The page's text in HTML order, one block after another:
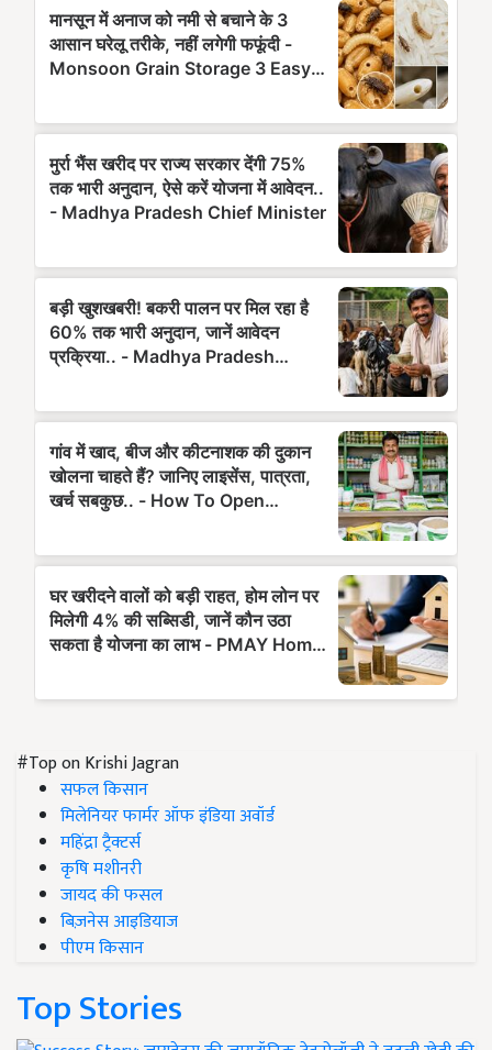
#Top on Krishi Jagran
सफल किसान
मिलेनियर फार्मर ऑफ इंडिया अवॉर्ड
महिंद्रा ट्रैक्टर्स
कृषि मशीनरी
जायद की फसल
बिज़नेस आइडियाज
पीएम किसान
Top Stories